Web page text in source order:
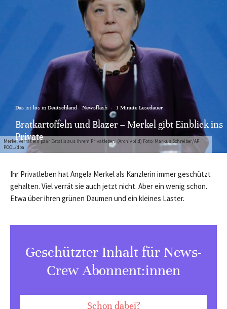
Merkel verrät ein paar Details aus ihrem Privatleben. (Archivbild) Foto: Markus Schreiber/AP
POOL/dpa
Das ist los in Deutschland Newsflash · 1 Minute Lesedauer
Bratkartoffeln und Blazer – Merkel gibt Einblick ins
Private
Ihr Privatleben hat Angela Merkel als Kanzlerin immer geschützt
gehalten. Viel verrät sie auch jetzt nicht. Aber ein wenig schon.
Etwa über ihren grünen Daumen und ein kleines Laster.
Geschützter Inhalt für News-
Crew Abonnent:innen
Schon dabei?